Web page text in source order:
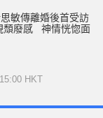
敏傳離婚後首受訪
頹廢感 神情恍惚面
HKT